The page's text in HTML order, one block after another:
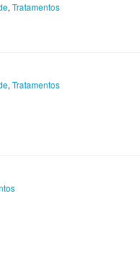
, Tratamentos
, Tratamentos